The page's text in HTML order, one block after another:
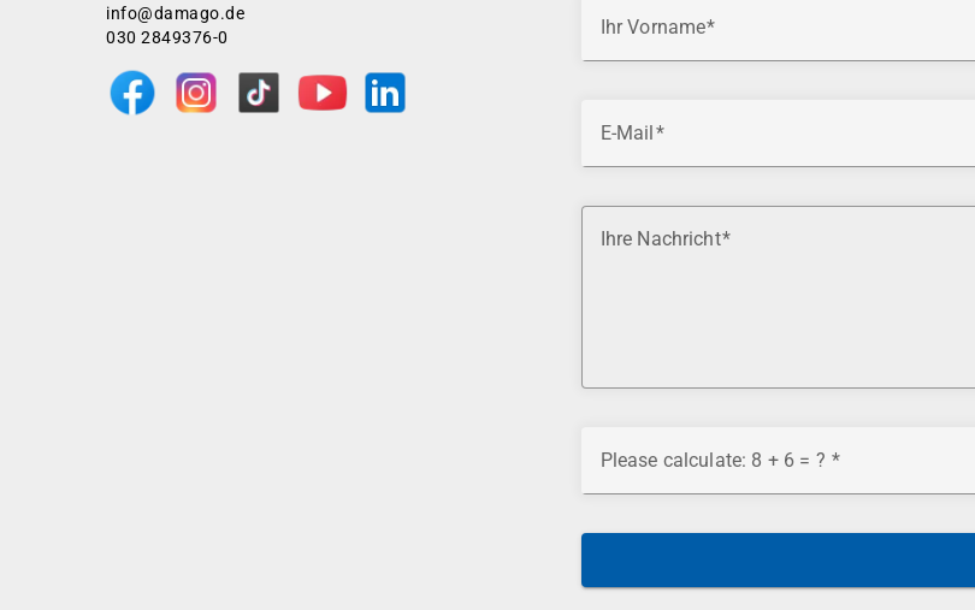
info@damago.de
030 2849376-0
Ihr Vorname
E-Mail
Ihre Nachricht
Please calculate: 8 + 6 = ?